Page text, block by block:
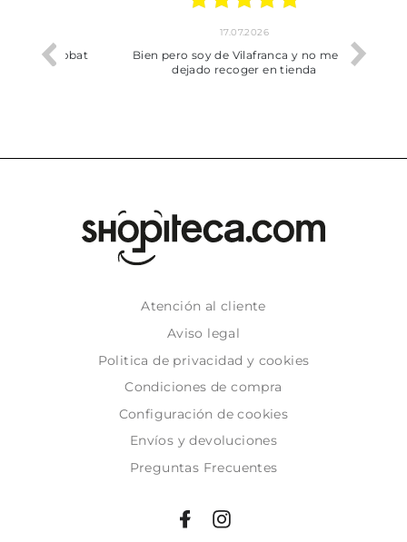
trobat
17.07.2026
Bien pero soy de Vilafranca y no me ha
dejado recoger en tienda
Atención al cliente
Aviso legal
Politica de privacidad y cookies
Condiciones de compra
Configuración de cookies
Envíos y devoluciones
Preguntas Frecuentes